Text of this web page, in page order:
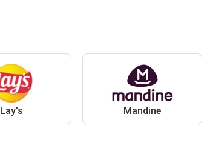
Lay's Mandine